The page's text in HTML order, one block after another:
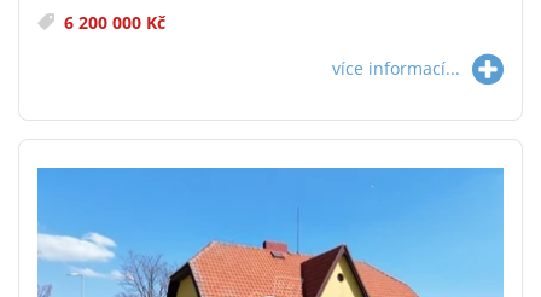
6 200 000 Kč
více informací...